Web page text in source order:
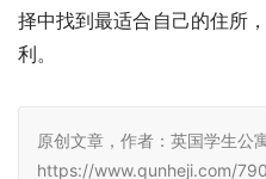
择中找到最适合自己的住所
利。
原创文章，作者：英国学生公
https://www.qunheji.com/